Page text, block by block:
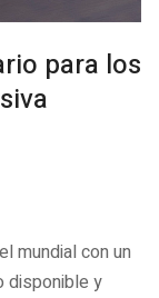
para los
mundial con un
disponible y